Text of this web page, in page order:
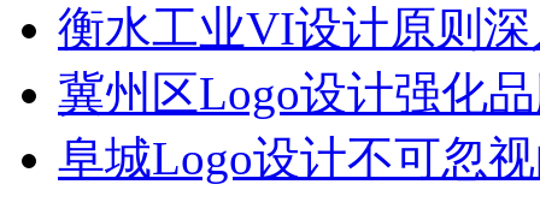
衡水工业VI设计原则
冀州区Logo设计强化
阜城Logo设计不可忽